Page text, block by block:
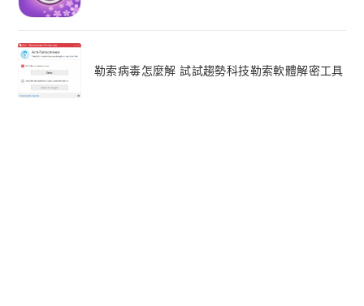
勒索病毒怎麼解 試試趨勢科技勒索軟體解密工具